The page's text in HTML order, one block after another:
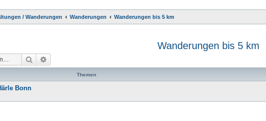
/ Wanderungen Wanderungen
Wanderungen bis 5 km
Wanderungen bis 5 km
Suche
Themen
Bonn